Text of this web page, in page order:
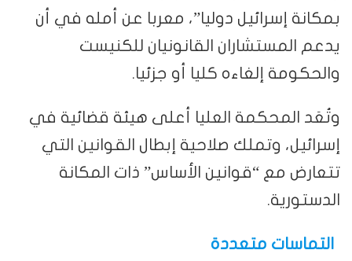
بمكانة إسرائيل دوليا”، معربا عن أمله في أن
يدعم المستشاران القانونيان للكنيست
والحكومة إلغاءه كليا أو جزئيا.
وتُعَد المحكمة العليا أعلى هيئة قضائية في
إسرائيل، وتملك صلاحية إبطال القوانين التي
تتعارض مع “قوانين الأساس” ذات المكانة
الدستورية.
التماسات متعددة